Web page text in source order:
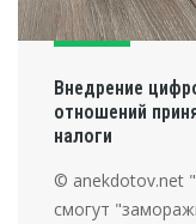
Внедрение
отношений
налоги
© anekdotov.net
смогут